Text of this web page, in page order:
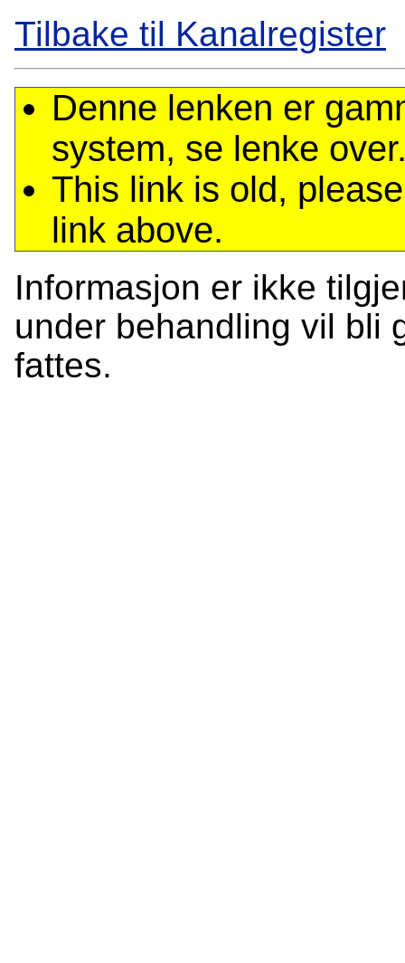
Tilbake til Kanalregister
Denne lenken er
system, se lenke
This link is old,
link above.
Informasjon er ikke
under behandling vil bli
fattes.